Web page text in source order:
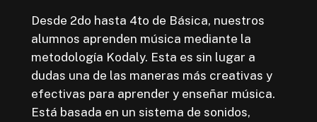
Desde 2do hasta 4to de Básica, nuestros
alumnos aprenden música mediante la
metodología Kodaly. Esta es sin lugar a
dudas una de las maneras más creativas y
efectivas para aprender y enseñar música.
Está basada en un sistema de sonidos,